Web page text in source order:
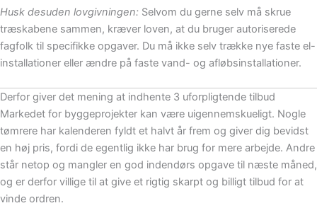
Husk desuden lovgivningen: Selvom du gerne selv må skrue
træskabene sammen, kræver loven, at du bruger autoriserede
fagfolk til specifikke opgaver. Du må ikke selv trække nye faste el-
installationer eller ændre på faste vand- og afløbsinstallationer.
Derfor giver det mening at indhente 3 uforpligtende tilbud
Markedet for byggeprojekter kan være uigennemskueligt. Nogle
tømrere har kalenderen fyldt et halvt år frem og giver dig bevidst
en høj pris, fordi de egentlig ikke har brug for mere arbejde. Andre
står netop og mangler en god indendørs opgave til næste måned,
og er derfor villige til at give et rigtig skarpt og billigt tilbud for at
vinde ordren.